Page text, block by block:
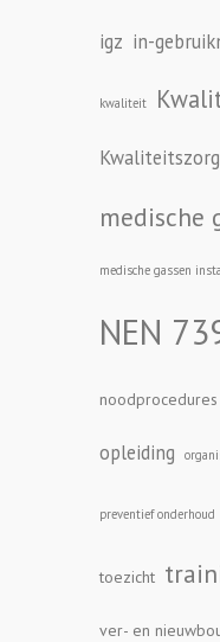
igz in-
kwaliteit
Kwaliteitszorg
medische
medische gassen
NEN
noodprocedures
opleiding
preventief onderhoud
toezicht
ver- en